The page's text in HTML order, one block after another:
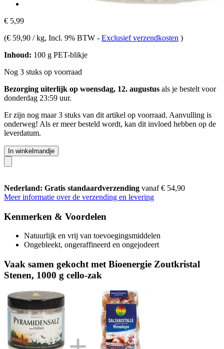
€ 5,99
(€ 59,90 / kg, Incl. 9% BTW - Exclusief verzendkosten )
Inhoud: 100 g PET-blikje
Nog 3 stuks op voorraad
Bezorging uiterlijk op woensdag, 12. augustus als je bestelt voor
donderdag 23:59 uur.
Er zijn nog maar 3 stuks van dit artikel op voorraad. Aanvulling is
onderweg! Als er meer besteld wordt, kan dit invloed hebben op de
leverdatum.
In winkelmandje
Nederland: Gratis standaardverzending vanaf € 54,90
Meer informatie over de verzending en levering
Kenmerken & Voordelen
Natuurlijk en vrij van toevoegingsmiddelen
Ongebleekt, ongeraffineerd en ongejodeert
Vaak samen gekocht met Bioenergie Zoutkristal
Stenen, 1000 g cello-zak